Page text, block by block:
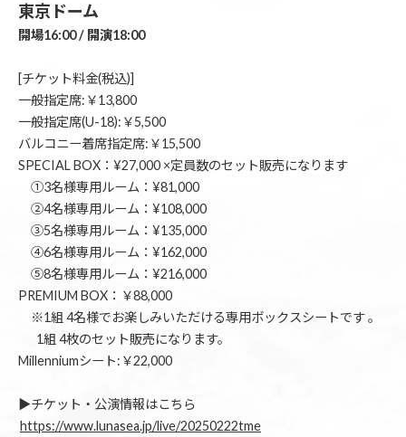
東京ドーム
開場16:00 / 開演18:00
[チケット料金(税込)]
一般指定席:￥13,800
一般指定席(U-18):￥5,500
バルコニー着席指定席:￥15,500
SPECIAL BOX：¥27,000 ×定員数のセット販売になります
①3名様専用ルーム：¥81,000
②4名様専用ルーム：¥108,000
③5名様専用ルーム：¥135,000
④6名様専用ルーム：¥162,000
⑤8名様専用ルーム：¥216,000
PREMIUM BOX：￥88,000
※1組 4名様でお楽しみいただける専用ボックスシートです 。
1組 4枚のセット販売になります。
Millenniumシート:￥22,000
▶︎チケット・公演情報はこちら
https://www.lunasea.jp/live/20250222tme